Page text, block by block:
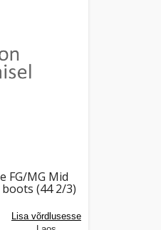
FG/MG Mid
(44 2/3)
Lisa võrdlusesse